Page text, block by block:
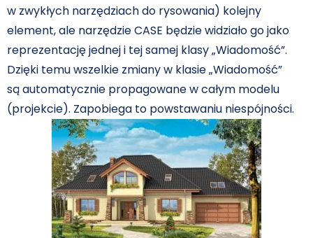
w zwykłych narzędziach do rysowania) kolejny
element, ale narzędzie CASE będzie widziało go jako
reprezentację jednej i tej samej klasy „Wiadomość”.
Dzięki temu wszelkie zmiany w klasie „Wiadomość”
są automatycznie propagowane w całym modelu
(projekcie). Zapobiega to powstawaniu niespójności.